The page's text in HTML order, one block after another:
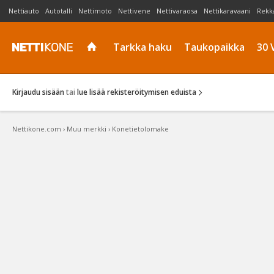
Nettiauto Autotalli Nettimoto Nettivene Nettivaraosa Nettikaravaani
Tarkka haku Taukopaikka 30
Kirjaudu sisään tai lue lisää rekisteröitymisen eduista
Nettikone.com › Muu merkki › Konetietolomake